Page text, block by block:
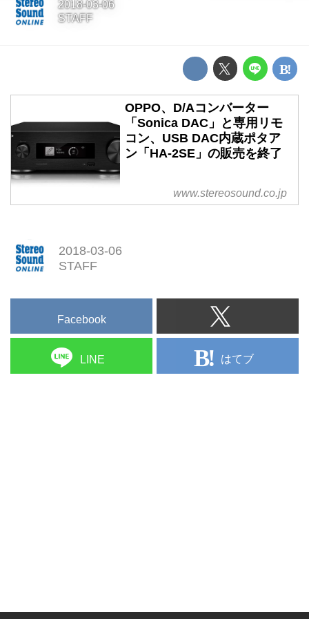
2018-03-06
STAFF
OPPO、D/Aコンバーター
「Sonica DAC」と専用リモ
コン、USB DAC内蔵ポタア
ン「HA-2SE」の販売を終了
www.stereosound.co.jp
2018-03-06
STAFF
Facebook
LINE はてブ